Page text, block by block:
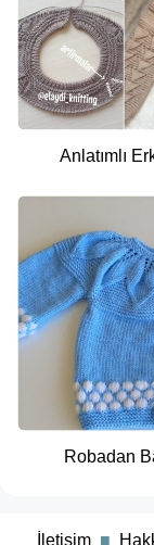
Anlatımlı
Robadan
İletişim ■